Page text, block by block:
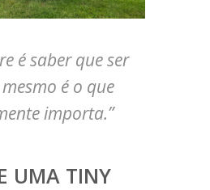
é saber que ser
é o que
importa.”
UMA TINY